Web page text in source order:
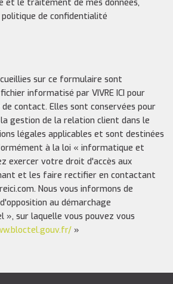
et le traitement de mes données,
de confidentialité
sur ce formulaire sont
informatisé par VIVRE ICI pour
contact. Elles sont conservées pour
gestion de la relation client dans le
légales applicables et sont destinées
à la loi « informatique et
exercer votre droit d'accès aux
et les faire rectifier en contactant
Nous vous informons de
au démarchage
», sur laquelle vous pouvez vous
»